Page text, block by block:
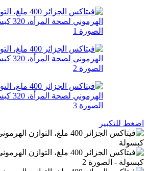
اضغط للتكبير